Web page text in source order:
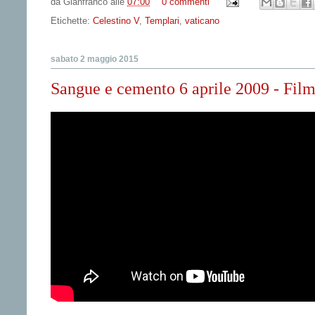
Etichette: Celestino V, Templari vaticano
sabato 2 maggio 2015
Sangue e cemento 6 aprile 2009 - Film